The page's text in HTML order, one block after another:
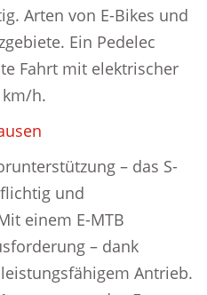
Arten von E-Bikes und
Ein Pedelec
Fahrt mit elektrischer
h.
– das S-
und
einem E-MTB
– dank
Antrieb.